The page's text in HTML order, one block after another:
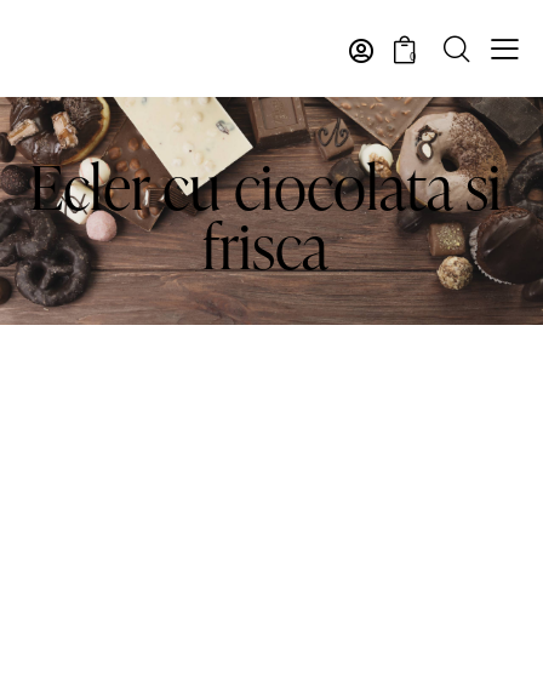
0
Ecler cu ciocolata si
frisca